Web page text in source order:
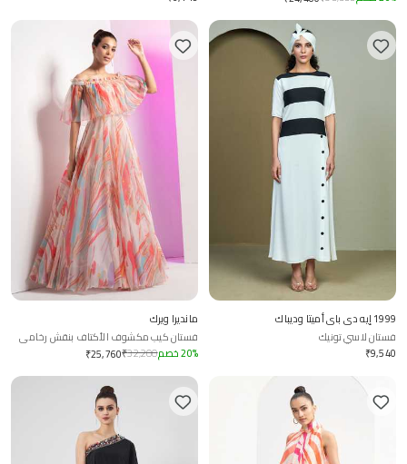
1999 إيه دي باي أميتا وديباك
فستان لاسي تونيك
₹9,540
مانديرا ويرك
فستان كيب مكشوف الأكتاف بنقش رخامي
متدفق مطرز
₹25,760₹32,200 20% خصم